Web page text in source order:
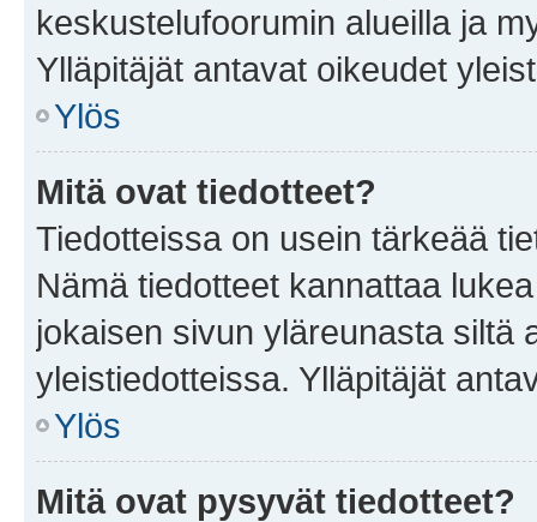
keskustelufoorumin alueilla ja
Ylläpitäjät antavat oikeudet
Ylös
Mitä ovat tiedotteet?
Tiedotteissa on usein tärkeää
Nämä tiedotteet kannattaa
jokaisen sivun yläreunasta siltä
yleistiedotteissa. Ylläpitäjät
Ylös
Mitä ovat pysyvät tiedotteet?